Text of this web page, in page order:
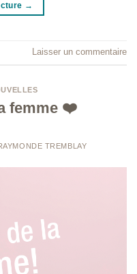
→
Laisser un commentaire
femme ❤️
TREMBLAY